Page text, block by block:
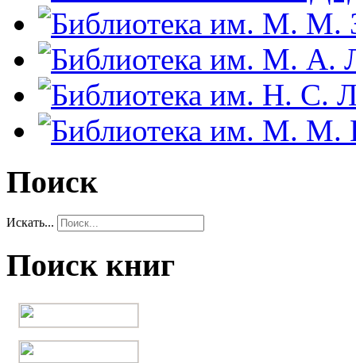
Поиск
Искать...
Поиск книг